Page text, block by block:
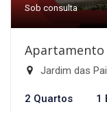
Sob consulta
Apartamento
Jardim das
2 Quartos 1